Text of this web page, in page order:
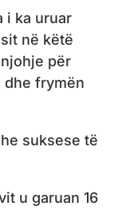
i ka uruar
në këtë
për
dhe frymën
suksese të
u garuan 16